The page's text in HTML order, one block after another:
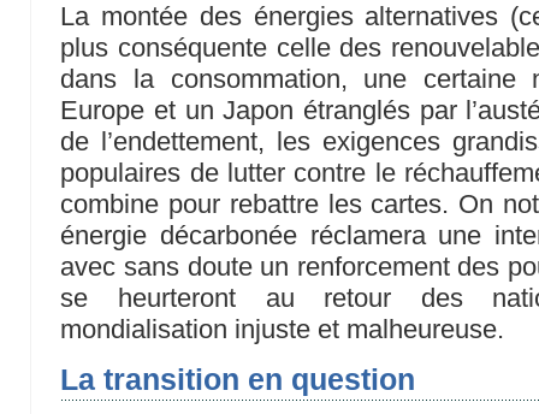
La montée des énergies alternatives
plus conséquente celle des
dans la consommation, une certaine
Europe et un Japon étranglés par
de l’endettement, les exigences
populaires de lutter contre le
combine pour rebattre les cartes. On
énergie décarbonée réclamera une
avec sans doute un renforcement des
se heurteront au retour des
mondialisation injuste et malheureuse.
La transition en question